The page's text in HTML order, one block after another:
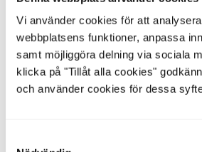
Vi använder cookies för att
webbplatsens funktioner, anpassa
samt möjliggöra delning via sociala
klicka på "Tillåt alla cookies"
och använder cookies för dessa
Blodtryck går inte att känna säkert.
eller yrsel, men många märker
behöver blodtrycket mätas.
Om du har högt blodtryck vid ett
alltid att du har kroniskt högt
smärta, dålig sömn, träning och
1177beskriver att du kan sänka